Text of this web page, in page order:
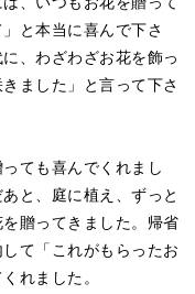
と本当に喜んで下さ
、わざわざお花を飾っ
ました」と言って下さ
ても喜んでくれまし
と、庭に植え、ずっと
贈ってきました。帰省
て「これがもらったお
れました。